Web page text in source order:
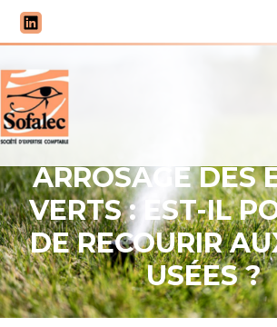
Aller
au
contenu
ARROSAGE DES
VERTS : EST-IL
DE RECOURIR
USÉES ?